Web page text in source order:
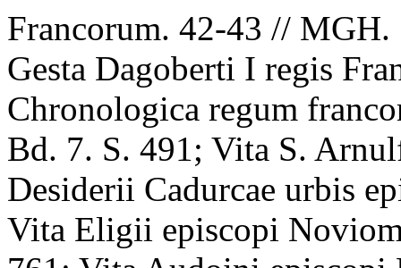
Francorum. 42-43 //
Gesta Dagoberti I regis
Chronologica regum
Bd. 7. S. 491; Vita S.
Desiderii Cadurcae urbis
Vita Eligii episcopi